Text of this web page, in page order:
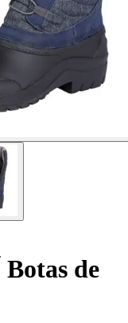
Botas de